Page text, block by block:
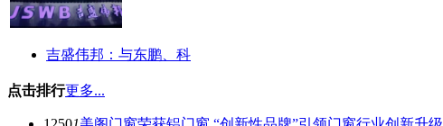
吉盛伟邦：与东鹏、科
点击排行更多...